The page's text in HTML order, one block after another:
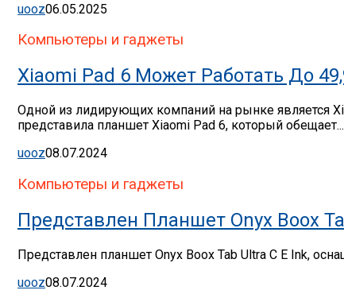
uooz06.05.2025
Компьютеры и гаджеты
Xiaomi Pad 6 Может Работать До
Одной из лидирующих компаний на рынке является
представила планшет Xiaomi Pad 6, который обещает...
uooz08.07.2024
Компьютеры и гаджеты
Представлен Планшет Onyx Boox
Представлен планшет Onyx Boox Tab Ultra C E Ink,
uooz08.07.2024